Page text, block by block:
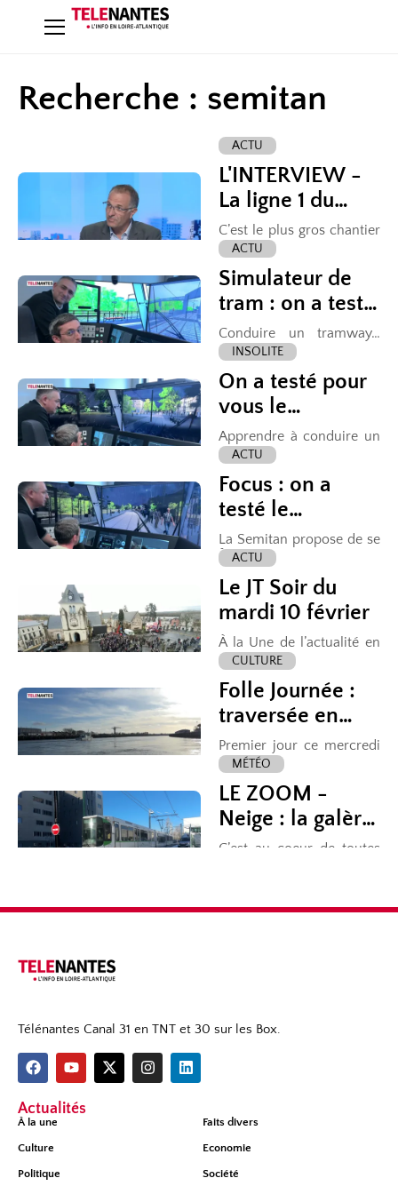
Recherche : semitan
Télénantes Canal 31 en TNT et 30 sur les Box.
Actualités
À la une Faits divers
Culture Economie
Politique Société